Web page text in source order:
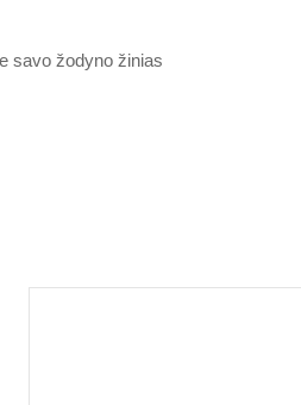
savo žodyno žinias